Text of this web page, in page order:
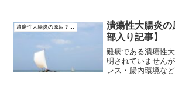
能性についてお伝
潰瘍性大腸炎の原因？・予防方法
潰瘍性大腸炎
部入り記事】
難病である潰瘍性
明されていません
レス・腸内環境な